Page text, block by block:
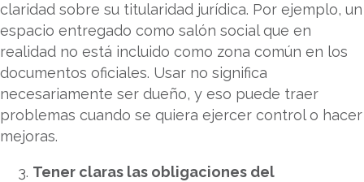
claridad sobre su titularidad jurídica. Por ejemplo, un
espacio entregado como salón social que en
realidad no está incluido como zona común en los
documentos oficiales. Usar no significa
necesariamente ser dueño, y eso puede traer
problemas cuando se quiera ejercer control o hacer
mejoras.
Tener claras las obligaciones del